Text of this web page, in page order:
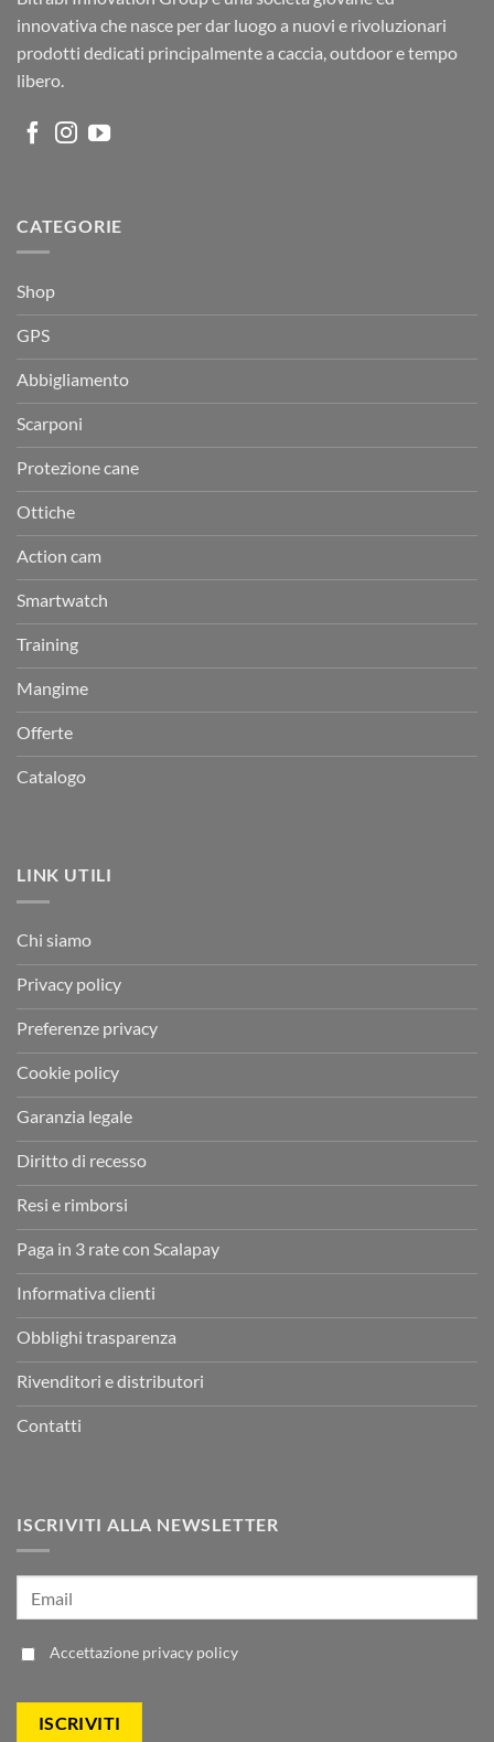
innovativa che nasce per dar luogo a nuovi e rivoluzionari
prodotti dedicati principalmente a caccia, outdoor e tempo
libero.
CATEGORIE
Shop
GPS
Abbigliamento
Scarponi
Protezione cane
Ottiche
Action cam
Smartwatch
Training
Mangime
Offerte
Catalogo
LINK UTILI
Chi siamo
Privacy policy
Preferenze privacy
Cookie policy
Garanzia legale
Diritto di recesso
Resi e rimborsi
Paga in 3 rate con Scalapay
Informativa clienti
Obblighi trasparenza
Rivenditori e distributori
Contatti
ISCRIVITI ALLA NEWSLETTER
Accettazione privacy policy